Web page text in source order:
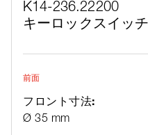
K14-236.22200
キーロックスイッ
前面
フロント寸法:
Ø 35 mm